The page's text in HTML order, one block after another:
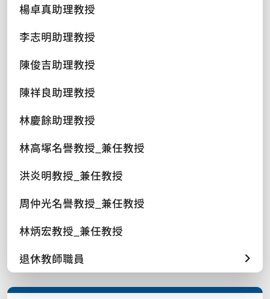
楊卓真助理教授
李志明助理教授
陳俊吉助理教授
陳祥良助理教授
林慶餘助理教授
林高塚名譽教授_兼任教授
洪炎明教授_兼任教授
周仲光名譽教授_兼任教授
林炳宏教授_兼任教授
退休教師職員